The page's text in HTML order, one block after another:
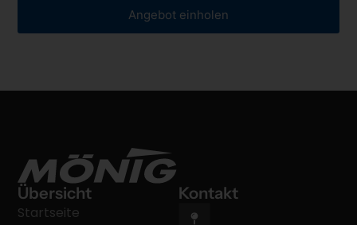
Angebot einholen
Übersicht
Startseite
Kontakt